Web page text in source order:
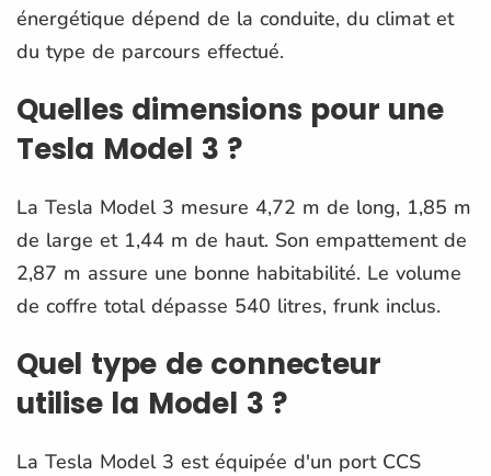
énergétique dépend de la conduite, du climat et
du type de parcours effectué.
Quelles dimensions pour une
Tesla Model 3 ?
La Tesla Model 3 mesure 4,72 m de long, 1,85 m
de large et 1,44 m de haut. Son empattement de
2,87 m assure une bonne habitabilité. Le volume
de coffre total dépasse 540 litres, frunk inclus.
Quel type de connecteur
utilise la Model 3 ?
La Tesla Model 3 est équipée d'un port CCS